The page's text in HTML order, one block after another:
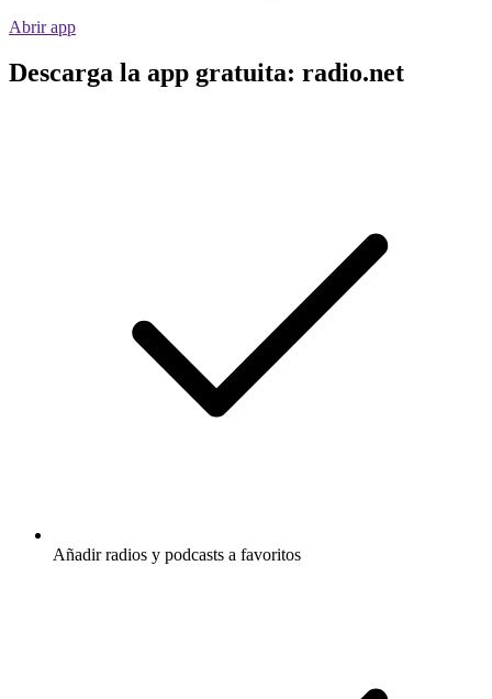
Abrir app
Descarga la app gratuita: radio.net
Añadir radios y podcasts a favoritos